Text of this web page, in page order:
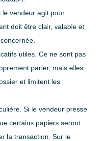
le vendeur agit pour
doit être clair, valable et
utiles . Ce ne sont pas
parler, mais elles
et limitent les
Si le vendeur presse
certains papiers seront
la transaction. Sur le